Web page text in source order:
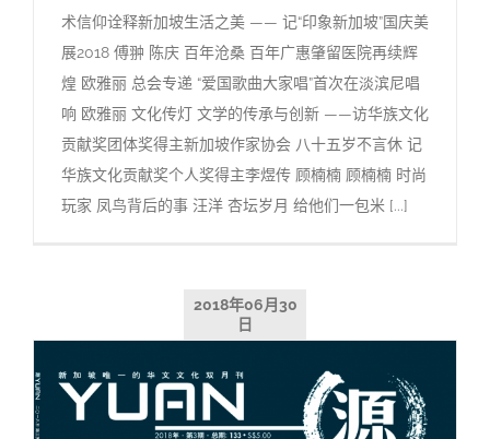
术信仰诠释新加坡生活之美 —— 记“印象新加坡”国庆美
展2018 傅翀 陈庆 百年沧桑 百年广惠肇留医院再续辉
煌 欧雅丽 总会专递 “爱国歌曲大家唱”首次在淡滨尼唱
响 欧雅丽 文化传灯 文学的传承与创新 ——访华族文化
贡献奖团体奖得主新加坡作家协会 八十五岁不言休 记
华族文化贡献奖个人奖得主李煜传 顾楠楠 顾楠楠 时尚
玩家 凤鸟背后的事 汪洋 杏坛岁月 给他们一包米 [...]
2018年06月30
日